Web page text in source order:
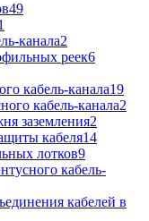
49
канала2
реек6
кабель-канала19
кабель-канала2
заземления2
кабеля14
лотков9
кабель-
кабелей в